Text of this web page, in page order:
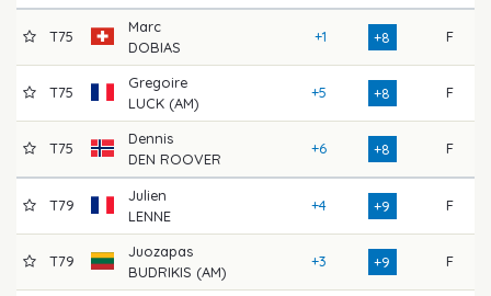
T75
Marc
DOBIAS
+1 +8 F
T75
Gregoire
LUCK (AM)
+5 +8 F
T75
Dennis
DEN ROOVER
+6 +8 F
T79
Julien
LENNE
+4 +9 F
T79
Juozapas
BUDRIKIS (AM)
+3 +9 F